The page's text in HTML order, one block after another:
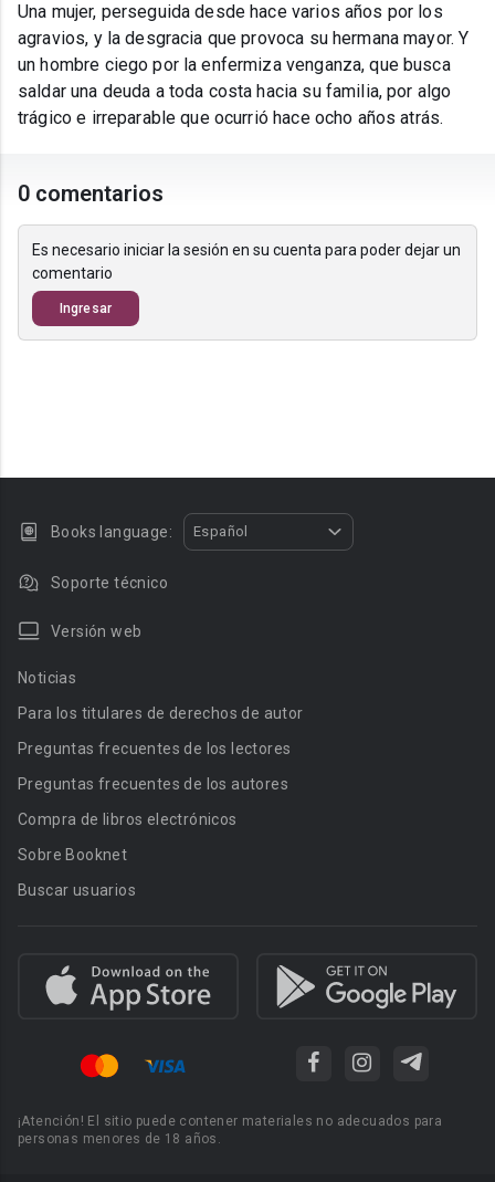
Una mujer, perseguida desde hace varios años por los
agravios, y la desgracia que provoca su hermana mayor. Y
un hombre ciego por la enfermiza venganza, que busca
saldar una deuda a toda costa hacia su familia, por algo
trágico e irreparable que ocurrió hace ocho años atrás.
0 comentarios
Es necesario iniciar la sesión en su cuenta para poder dejar un
comentario
Ingresar
Books language: Español
Soporte técnico
Versión web
Noticias
Para los titulares de derechos de autor
Preguntas frecuentes de los lectores
Preguntas frecuentes de los autores
Compra de libros electrónicos
Sobre Booknet
Buscar usuarios
¡Atención! El sitio puede contener materiales no adecuados para
personas menores de 18 años.